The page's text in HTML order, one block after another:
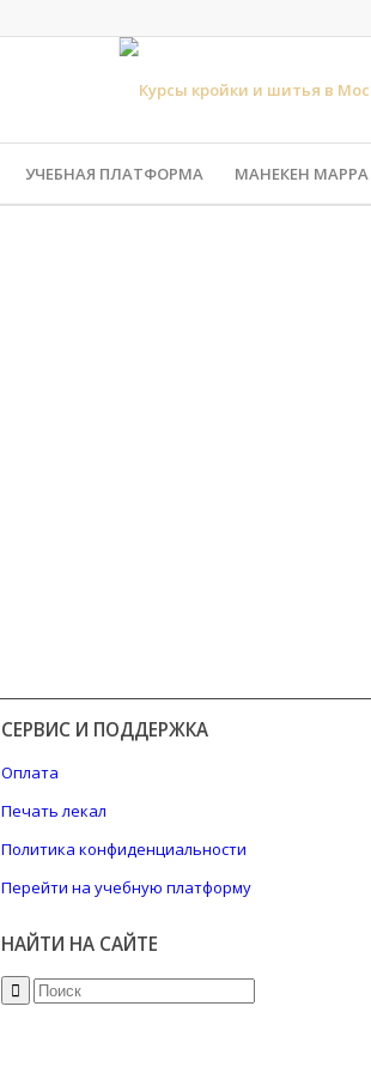
УЧЕБНАЯ ПЛАТФОРМА МАНЕКЕН МАРРА
СЕРВИС И ПОДДЕРЖКА
Оплата
Печать лекал
Политика конфиденциальности
Перейти на учебную платформу
НАЙТИ НА САЙТЕ